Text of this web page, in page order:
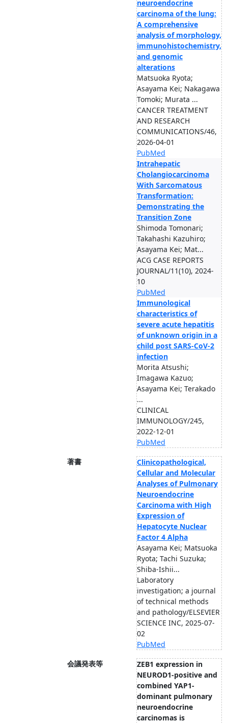
neuroendocrine
carcinoma of the lung:
A comprehensive
analysis of morphology,
immunohistochemistry,
and genomic
alterations
Matsuoka Ryota;
Asayama Kei; Nakagawa
Tomoki; Murata ...
CANCER TREATMENT
AND RESEARCH
COMMUNICATIONS/46,
2026-04-01
PubMed
Intrahepatic
Cholangiocarcinoma
With Sarcomatous
Transformation:
Demonstrating the
Transition Zone
Shimoda Tomonari;
Takahashi Kazuhiro;
Asayama Kei; Mat...
ACG CASE REPORTS
JOURNAL/11(10), 2024-
10
PubMed
Immunological
characteristics of
severe acute hepatitis
of unknown origin in a
child post SARS-CoV-2
infection
Morita Atsushi;
Imagawa Kazuo;
Asayama Kei; Terakado
...
CLINICAL
IMMUNOLOGY/245,
2022-12-01
PubMed
著書
Clinicopathological,
Cellular and Molecular
Analyses of Pulmonary
Neuroendocrine
Carcinoma with High
Expression of
Hepatocyte Nuclear
Factor 4 Alpha
Asayama Kei; Matsuoka
Ryota; Tachi Suzuka;
Shiba-Ishii...
Laboratory
investigation; a journal
of technical methods
and pathology/ELSEVIER
SCIENCE INC, 2025-07-
02
PubMed
会議発表等
ZEB1 expression in
NEUROD1-positive and
combined YAP1-
dominant pulmonary
neuroendocrine
carcinomas is